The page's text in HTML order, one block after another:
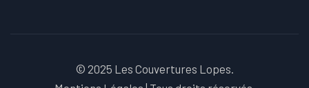
© 2025 Les Couvertures Lopes.